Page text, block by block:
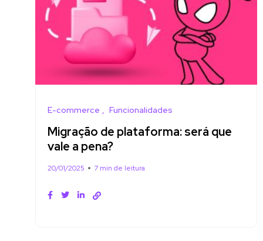
E-commerce Funcionalidades
Migração de plataforma: será que
vale a pena?
20/01/2025 7 min de leitura